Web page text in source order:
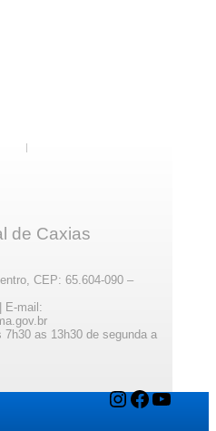
de Caxias
CEP: 65.604-090 –
E-mail:
7h30 as 13h30 de segunda a
InstagramFacebook YouTube